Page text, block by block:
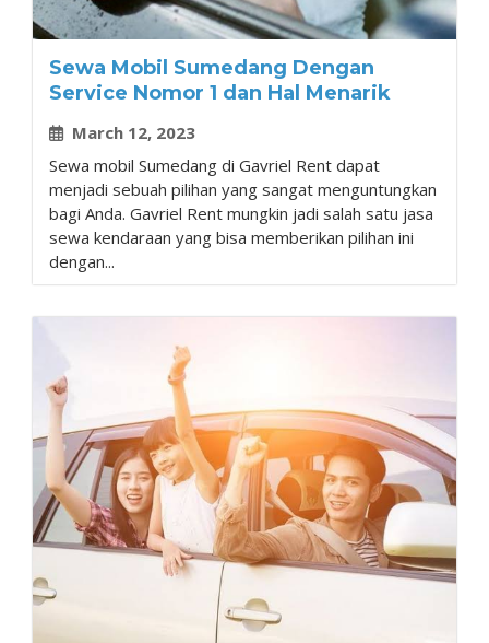
Sewa Mobil Sumedang Dengan
Service Nomor 1 dan Hal Menarik
March 12, 2023
Sewa mobil Sumedang di Gavriel Rent dapat
menjadi sebuah pilihan yang sangat menguntungkan
bagi Anda. Gavriel Rent mungkin jadi salah satu jasa
sewa kendaraan yang bisa memberikan pilihan ini
dengan...